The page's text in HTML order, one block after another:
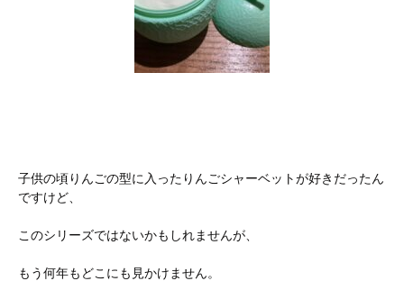
子供の頃りんごの型に入ったりんごシャーベットが好きだったん
ですけど、
このシリーズではないかもしれませんが、
もう何年もどこにも見かけません。